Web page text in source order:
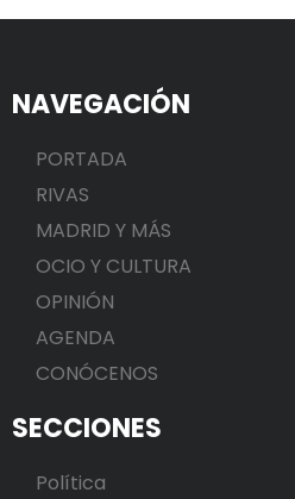
NAVEGACIÓN
PORTADA
RIVAS
MADRID Y MÁS
OCIO Y CULTURA
OPINIÓN
AGENDA
CONÓCENOS
SECCIONES
Política